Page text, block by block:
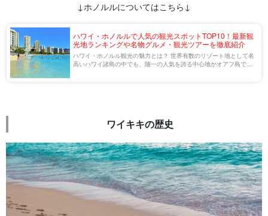
↓ホノルルについてはこちら↓
ハワイ・ホノルルで人気の観光スポットTOP10！最新観
光地ランキングや名物グルメ・観光ツアーを徹底紹介
ハワイ・ホノルル観光の魅力とは？ 世界有数のリゾート地として名
高いハワイ諸島の中でも、随一の人気を誇る中心地がオアフ島で
ワイキキの歴史